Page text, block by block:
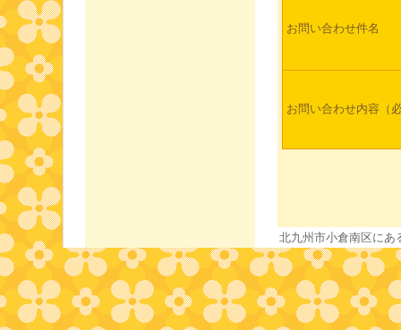
お問い合わせ件名
お問い合わせ内容（
北九州市小倉南区にあ